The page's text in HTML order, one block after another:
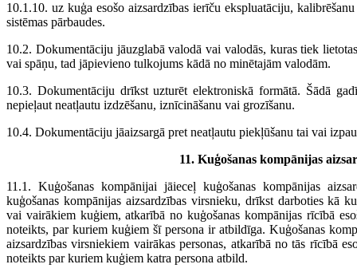
10.1.10. uz kuģa esošo aizsardzības ierīču ekspluatāciju,
sistēmas pārbaudes.
10.2. Dokumentāciju jāuzglabā valodā vai valodās, kuras tiek
vai spāņu, tad jāpievieno tulkojums kādā no minētajām valodām.
10.3. Dokumentāciju drīkst uzturēt elektroniskā formātā. Šādā
nepieļaut neatļautu izdzēšanu, iznīcināšanu vai grozīšanu.
10.4. Dokumentāciju jāaizsargā pret neatļautu piekļūšanu tai vai
11. Kuģošanas kompānijas
11.1. Kuģošanas kompānijai jāieceļ kuģošanas kompānijas
kuģošanas kompānijas aizsardzības virsnieku, drīkst darboties kā
vai vairākiem kuģiem, atkarībā no kuģošanas kompānijas rīcībā
noteikts, par kuriem kuģiem šī persona ir atbildīga. Kuģošanas
aizsardzības virsniekiem vairākas personas, atkarībā no tās rīcībā
noteikts par kuriem kuģiem katra persona atbild.